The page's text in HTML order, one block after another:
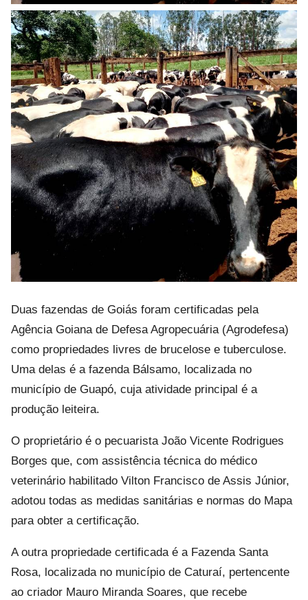
Duas fazendas de Goiás foram certificadas pela
Agência Goiana de Defesa Agropecuária (Agrodefesa)
como propriedades livres de brucelose e tuberculose.
Uma delas é a fazenda Bálsamo, localizada no
município de Guapó, cuja atividade principal é a
produção leiteira.
O proprietário é o pecuarista João Vicente Rodrigues
Borges que, com assistência técnica do médico
veterinário habilitado Vilton Francisco de Assis Júnior,
adotou todas as medidas sanitárias e normas do Mapa
para obter a certificação.
A outra propriedade certificada é a Fazenda Santa
Rosa, localizada no município de Caturaí, pertencente
ao criador Mauro Miranda Soares, que recebe